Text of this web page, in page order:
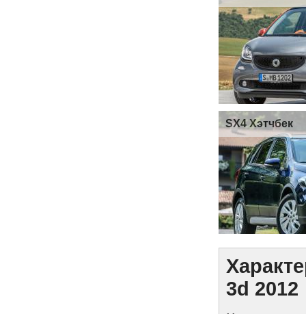
SX4 Хэтчбек
3d 2012